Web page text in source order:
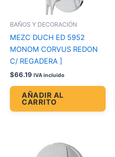
BAÑOS Y DECORACIÓN
MEZC DUCH ED 5952
MONOM CORVUS REDON
C/ REGADERA ]
$66.19 IVA incluido
AÑADIR AL
CARRITO